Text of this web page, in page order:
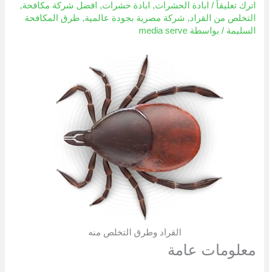
اترك تعليقاً / ابادة الحشرات, ابادة حشرات, افضل شركة مكافحة,
التخلص من القراد, شركة مصرية بجودة عالمية, طرق المكافحة
السليمة / بواسطة media serve
القراد وطرق التخلص منه
معلومات عامة